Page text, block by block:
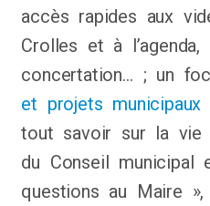
accès rapides aux
Crolles et à
concertation… ; un
et projets municipaux
tout savoir sur la vie
du Conseil municipal
questions au Maire »,